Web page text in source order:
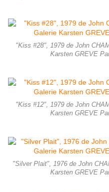
"Kiss #28", 1979 de John
Karsten GREVE
"Kiss #12", 1979 de John
Karsten GREVE
"Silver Plait", 1976 de John
Karsten GREVE